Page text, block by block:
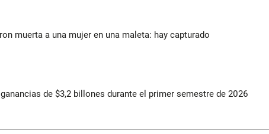
muerta a una mujer en una maleta: hay capturado
de $3,2 billones durante el primer semestre de 2026